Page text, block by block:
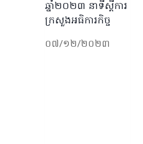
ឆ្នាំ២០២៣ នាទីស្តីការ
ក្រសួងអធិការកិច្ច
០៧/១២/២០២៣